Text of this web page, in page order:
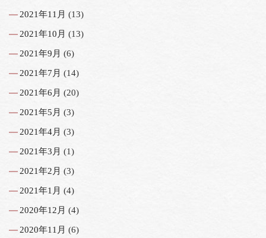
2021年11月 (13)
2021年10月 (13)
2021年9月 (6)
2021年7月 (14)
2021年6月 (20)
2021年5月 (3)
2021年4月 (3)
2021年3月 (1)
2021年2月 (3)
2021年1月 (4)
2020年12月 (4)
2020年11月 (6)